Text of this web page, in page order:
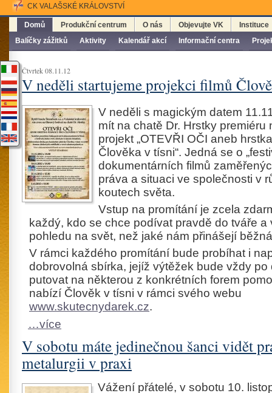
CK VALAŠSKÉ KRÁLOVSTVÍ
Domů
Balíčky zážitků
Aktivity Kalendář akcí Informační centra
Produkční centrum O nás Objevujte VK Instituce
Čtvrtek 08.11.12
V neděli startujeme projekci filmů
V neděli s magickým datem
mít na chatě Dr. Hrstky premiéru
projekt „OTEVŘI OČI aneb
Člověka v tísni“. Jedná se o
dokumentárních filmů
práva a situaci ve společnosti v
koutech světa.
Vstup na promítání je zcela
každý, kdo se chce podívat pravdě do tváře a
pohledu na svět, než jaké nám přinášejí
V rámci každého promítání bude probíhat i
dobrovolná sbírka, jejíž výtěžek bude vždy po
putovat na některou z konkrétních forem
nabízí Člověk v tísni v rámci svého webu
www.skutecnydarek.cz.
…více
V sobotu máte jedinečnou šanci vidět
metalurgii v praxi
Vážení přátelé, v sobotu 10.